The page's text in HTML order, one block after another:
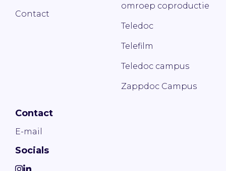
Contact
omroep coproductie
Teledoc
Telefilm
Teledoc campus
Zappdoc Campus
Contact
E-mail
Socials